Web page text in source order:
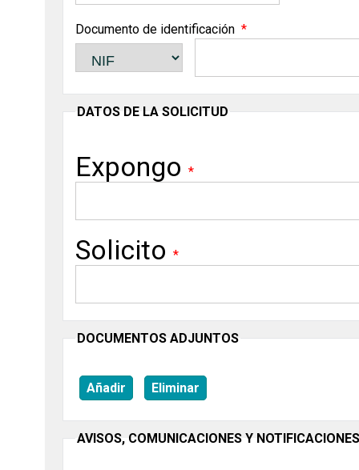
Documento de identificación
DATOS DE LA SOLICITUD
Expongo
Solicito
DOCUMENTOS ADJUNTOS
Añadir Eliminar
AVISOS, COMUNICACIONES Y